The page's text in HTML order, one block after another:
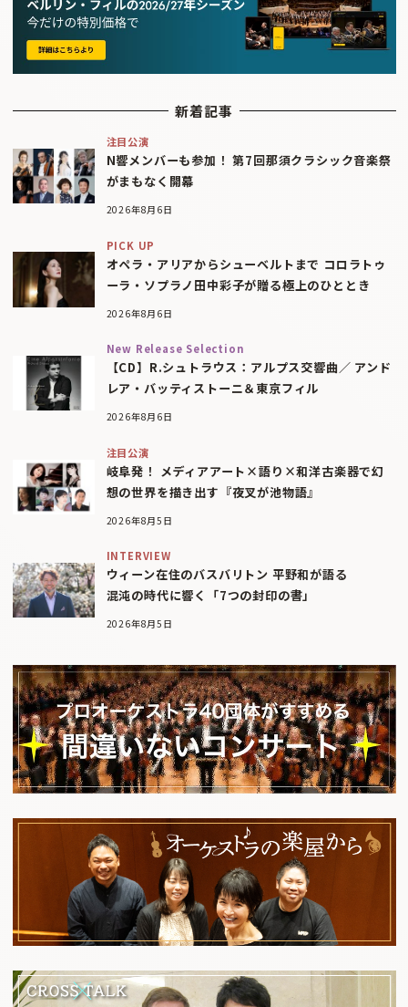
新着記事
注目公演
N響メンバーも参加！ 第7回那須クラシック音楽祭
がまもなく開幕
2026年8月6日
PICK UP
オペラ・アリアからシューベルトまで コロラトゥ
ーラ・ソプラノ田中彩子が贈る極上のひととき
2026年8月6日
New Release Selection
【CD】R.シュトラウス：アルプス交響曲／ アンド
レア・バッティストーニ＆東京フィル
2026年8月6日
注目公演
岐阜発！ メディアアート×語り×和洋古楽器で幻
想の世界を描き出す『夜叉が池物語』
2026年8月5日
INTERVIEW
ウィーン在住のバスバリトン 平野和が語る
混沌の時代に響く「7つの封印の書」
2026年8月5日